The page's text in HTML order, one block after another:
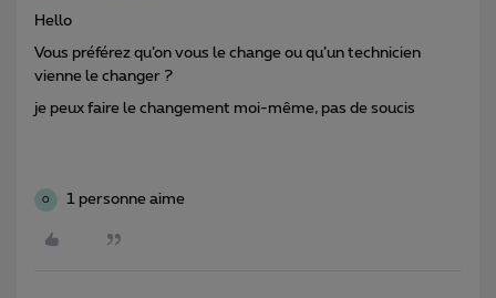
Hello
Vous préférez qu’on vous le change ou qu’un technicien
vienne le changer ?
je peux faire le changement moi-même, pas de soucis
O 1 personne aime